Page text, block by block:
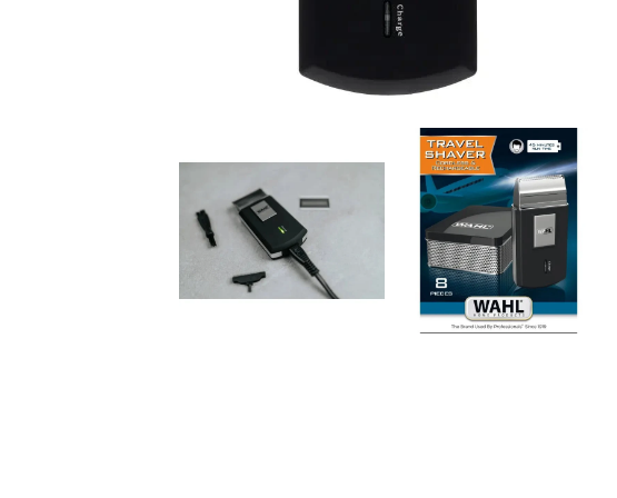
image
Open
image
lightbox